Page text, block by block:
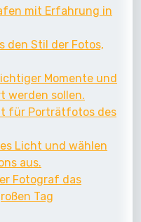
mit Erfahrung in
den Stil der Fotos,
Momente und
werden sollen.
für Porträtfotos des
Licht und wählen
aus.
Fotograf das
Tag